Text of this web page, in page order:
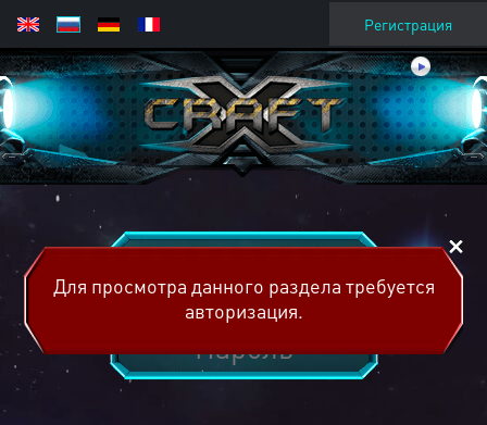
Регистрация
Для просмотра данного раздела требуется
авторизация.